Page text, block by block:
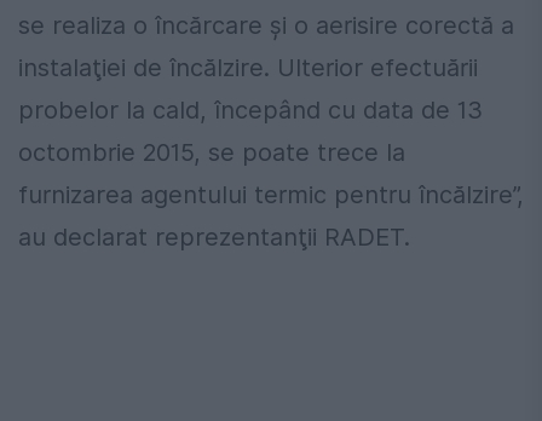
se realiza o încărcare şi o aerisire corectă a
instalaţiei de încălzire. Ulterior efectuării
probelor la cald, începând cu data de 13
octombrie 2015, se poate trece la
furnizarea agentului termic pentru încălzire”,
au declarat reprezentanţii RADET.